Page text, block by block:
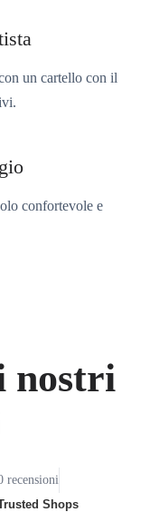
un cartello con il
confortevole e
nostri
recensioni
Shops